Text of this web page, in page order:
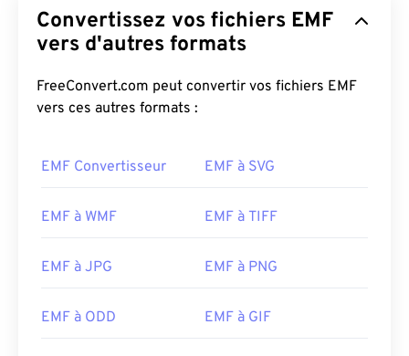
Convertissez vos fichiers EMF
vers d'autres formats
FreeConvert.com peut convertir vos fichiers EMF
vers ces autres formats :
EMF Convertisseur EMF à SVG
EMF à WMF EMF à TIFF
EMF à JPG EMF à PNG
EMF à ODD EMF à GIF